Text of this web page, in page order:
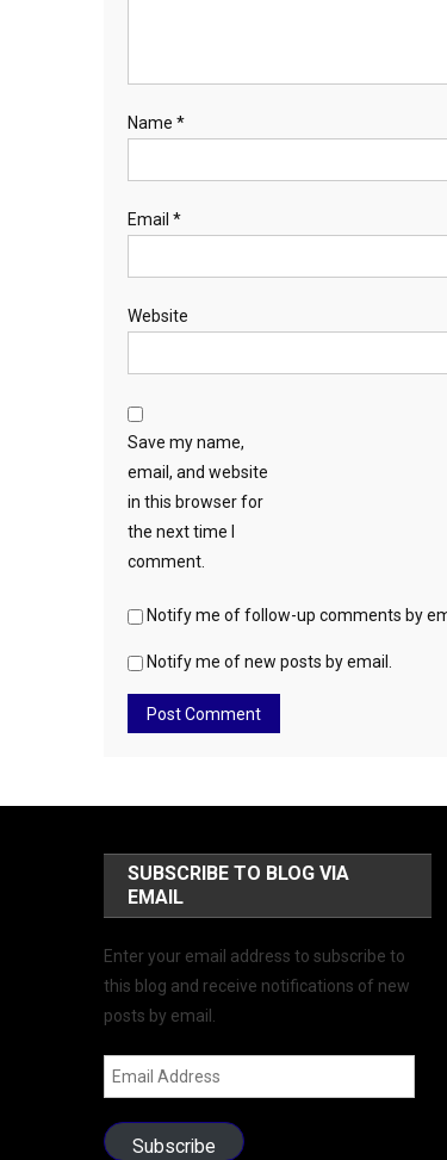
Name *
Email *
Website
Save my name,
email, and website
in this browser for
the next time I
comment.
Notify me of follow-up comments by
Notify me of new posts by email.
SUBSCRIBE TO BLOG VIA
EMAIL
Enter your email address to subscribe to
this blog and receive notifications of new
posts by email.
Email
Address
Subscribe